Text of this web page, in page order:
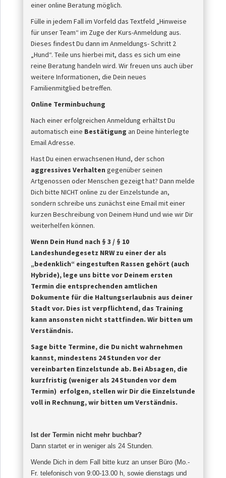
einer online Beratung möglich.
Fülle in jedem Fall im Vorfeld das Textfeld „Hinweise
für unser Team“ im Zuge der Kurs-Anmeldung aus.
Dieses findest Du dann im Anmeldungs- Schritt 2
„Hund“. Teile uns hierbei mit, dass es sich um eine
reine Beratung handeln wird. Wir freuen uns auch über
weitere Informationen, die Dein neues
Familienmitglied betreffen.
Online Terminbuchung
Nach einer erfolgreichen Anmeldung erhältst Du
automatisch eine Bestätigung an Deine hinterlegte
Email Adresse.
Hast Du einen erwachsenen Hund, der schon
aggressives Verhalten gegenüber seinen
Artgenossen oder Menschen gezeigt hat? Dann melde
Dich bitte NICHT online zu der Einzelstunde an,
sondern schreibe uns zunächst eine Email mit einer
kurzen Beschreibung von Deinem Hund und wie wir Dir
weiterhelfen können.
Wenn Dein Hund nach § 3 / § 10
Landeshundegesetz NRW zu einer der als
„bedenklich“ eingestuften Rassen gehört (auch
Hybride), lege uns bitte vor Deinem ersten
Termin die entsprechenden amtlichen
Dokumente für die Haltungserlaubnis aus deiner
Stadt vor. Dies ist verpflichtend, das Training
kann ansonsten nicht stattfinden. Wir bitten um
Verständnis.
Sage bitte Termine, die Du nicht wahrnehmen
kannst, mindestens 24 Stunden vor der
vereinbarten Einzelstunde ab. Bei Absagen, die
kurzfristig (weniger als 24 Stunden vor dem
Termin) erfolgen, stellen wir Dir die Einzelstunde
voll in Rechnung, wir bitten um Verständnis.
Ist der Termin nicht mehr buchbar?
Dann startet er in weniger als 24 Stunden.
Wende Dich in dem Fall bitte kurz an unser Büro (Mo.-
Fr. telefonisch von 9:00-13.00 h, sowie dienstags und